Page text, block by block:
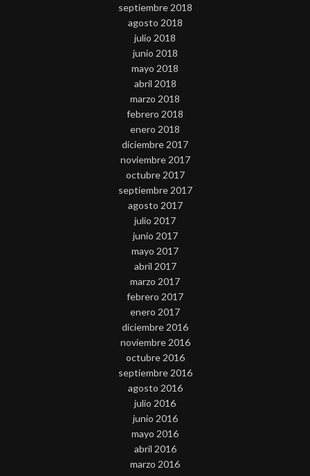
septiembre 2018
agosto 2018
julio 2018
junio 2018
mayo 2018
abril 2018
marzo 2018
febrero 2018
enero 2018
diciembre 2017
noviembre 2017
octubre 2017
septiembre 2017
agosto 2017
julio 2017
junio 2017
mayo 2017
abril 2017
marzo 2017
febrero 2017
enero 2017
diciembre 2016
noviembre 2016
octubre 2016
septiembre 2016
agosto 2016
julio 2016
junio 2016
mayo 2016
abril 2016
marzo 2016